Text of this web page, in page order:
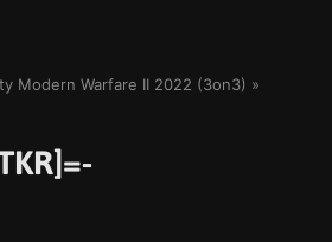
Modern Warfare II 2022 (3on3)